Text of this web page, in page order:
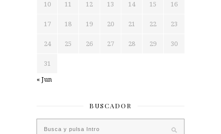
10 11 12 13 14 15 16
17 18 19 20 21 22 23
24 25 26 27 28 29 30
31
« Jun
BUSCADOR